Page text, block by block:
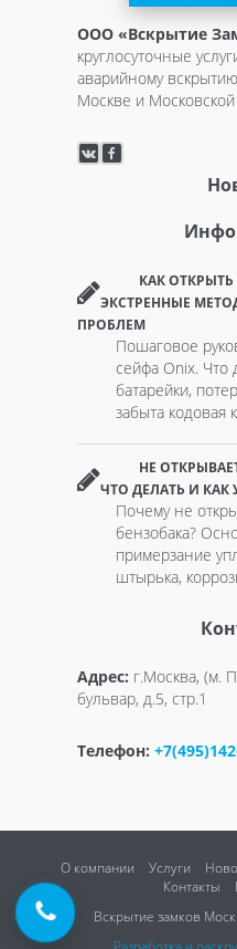
ООО «Вскрытие
круглосуточные
аварийному
Москве и Московской
КАК ОТКРЫТЬ
ЭКСТРЕННЫЕ
ПРОБЛЕМ
Пошаговое
сейфа Onix. Что
батарейки,
забыта кодовая
НЕ
ЧТО ДЕЛАТЬ И КАК
Почему не
бензобака?
примерзание
штырька,
Адрес: г.Москва, (м.
бульвар, д.5, стр.1
Телефон:
О компании Услуги
Контакты
Вскрытие замков